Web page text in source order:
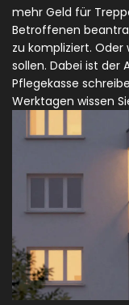
mehr Geld für
Betroffenen
zu kompliziert. Oder
sollen. Dabei ist der
Pflegekasse
Werktagen wissen